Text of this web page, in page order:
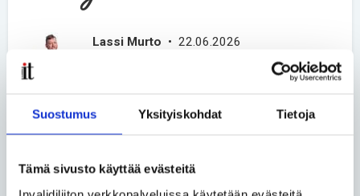
Suostumus Yksityiskohdat Tietoja
Tämä sivusto käyttää evästeitä
Lassi Murto • 22.06.2026
Harvinainen sairaus ei tee
kansalaista
Liukkonen• 02.06.2026